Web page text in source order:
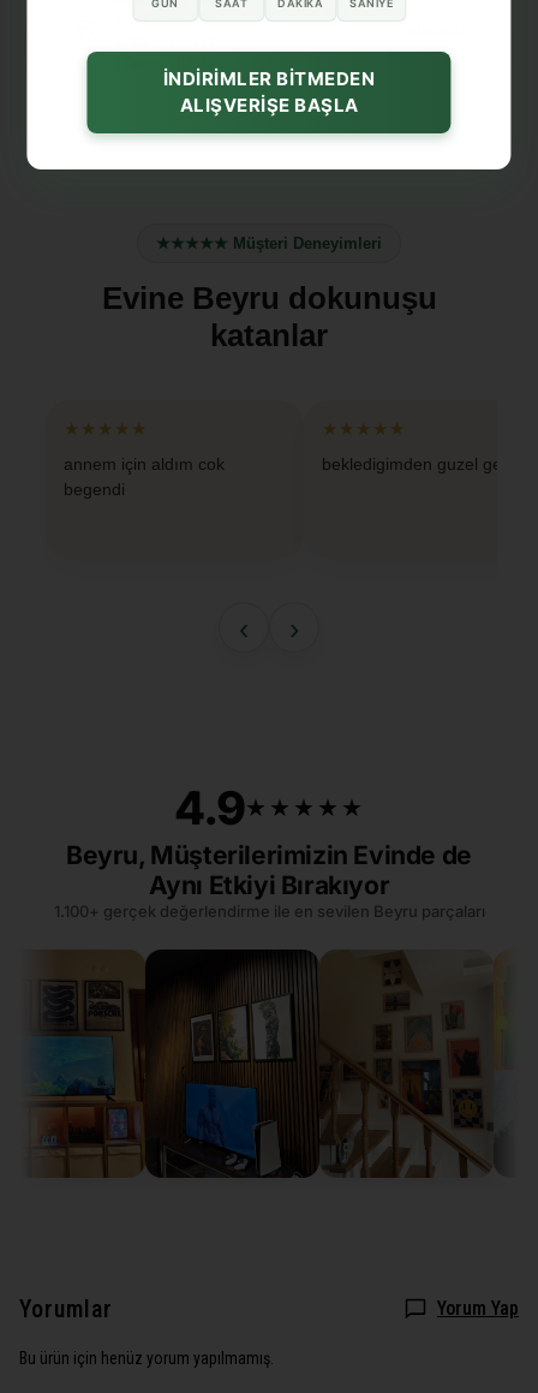
2500₺üzeri%15
üzeri %30
★★★★★ Müşteri Deneyimleri
Evine Beyru dokunuşu
katanlar
★★★★★
annem için aldım cok
begendi
★★★★★
bekledigimden guzel geldi
‹ ›
4.9★★★★★
★★★★★
Beyru, Müşterilerimizin Evinde de
Aynı Etkiyi Bırakıyor
1.100+ gerçek değerlendirme ile en sevilen Beyru parçaları
Yorumlar Yorum Yap
Bu ürün için henüz yorum yapılmamış.
İNDİRİMLER BİTMEDEN
ALIŞVERİŞE BAŞLA